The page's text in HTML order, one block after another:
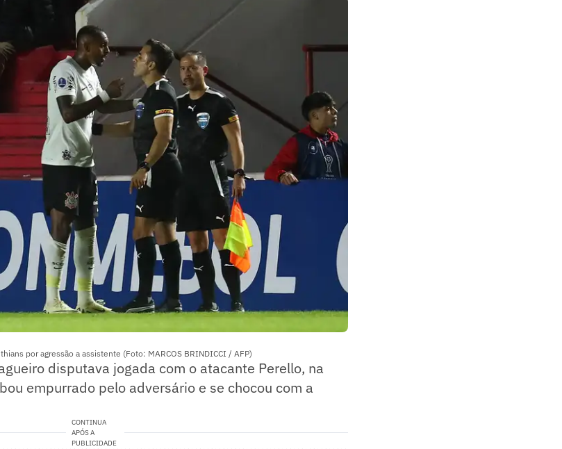
por agressão a assistente (Foto: MARCOS BRINDICCI / AFP)
disputava jogada com o atacante Perello, na
empurrado pelo adversário e se chocou com a
CONTINUA
APÓS A
PUBLICIDADE